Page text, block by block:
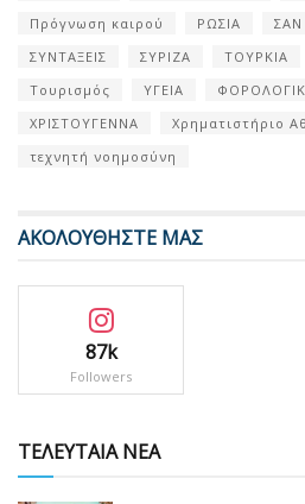
Πρόγνωση καιρού
ΡΩΣΙΑ
ΣΥΝΤΑΞΕΙΣ
ΣΥΡΙΖΑ ΤΟΥΡΚΙΑ
Τουρισμός
ΥΓΕΙΑ
ΧΡΙΣΤΟΥΓΕΝΝΑ
Χρηματιστήριο
τεχνητή νοημοσύνη
ΑΚΟΛΟΥΘΗΣΤΕ ΜΑΣ
87k
Followers
ΤΕΛΕΥΤΑΙΑ ΝΕΑ